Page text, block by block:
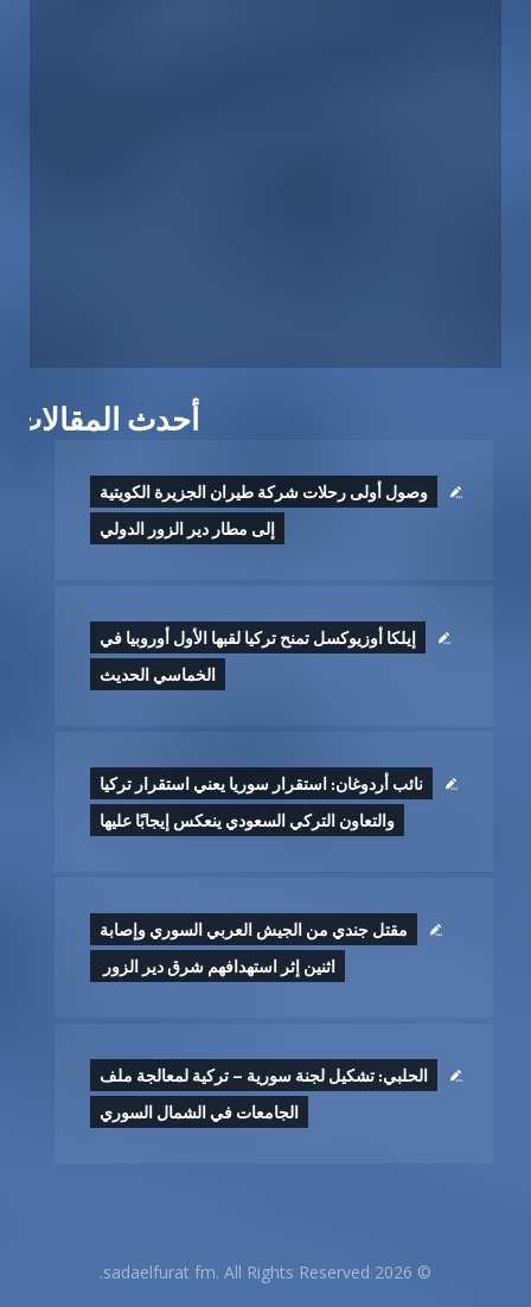
أحدث المقالات
وصول أولى رحلات شركة طيران الجزيرة الكويتية
إلى مطار دير الزور الدولي
إيلكا أوزيوكسل تمنح تركيا لقبها الأول أوروبيا في
الخماسي الحديث
نائب أردوغان: استقرار سوريا يعني استقرار تركيا
والتعاون التركي السعودي ينعكس إيجابًا عليها
مقتل جندي من الجيش العربي السوري وإصابة
اثنين إثر ‏استهدافهم شرق دير الزور ‏
الحلبي: تشكيل لجنة سورية – تركية لمعالجة ملف
الجامعات في الشمال السوري
© 2026 sadaelfurat fm. All Rights Reserved.